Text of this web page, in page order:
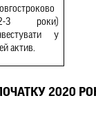
3 роки)
у
актив.
2020